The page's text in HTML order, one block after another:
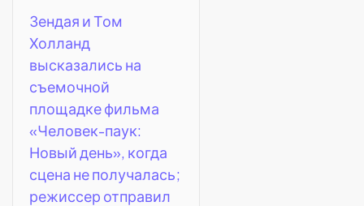
Зендая и Том
Холланд
высказались на
съемочной
площадке фильма
«Человек-паук:
Новый день», когда
сцена не получалась;
режиссер отправил